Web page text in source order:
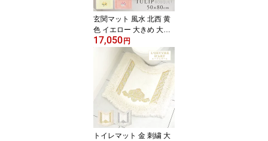
玄関マット 風水 北西 黄
色 イエロー 大きめ 大判
日本製 高級 チューリッ
プブーケ 50×80 ピンク
イエローおしゃれ 百貨店
ブランド 洗える
17,050 円
トイレマット 金 刺繍 大